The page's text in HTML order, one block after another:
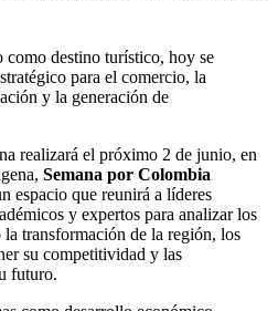
como destino turístico, hoy se
para el comercio, la
y la generación de
realizará el próximo 2 de junio, en
Semana por Colombia
espacio que reunirá a líderes
y expertos para analizar los
transformación de la región, los
su competitividad y las
futuro.